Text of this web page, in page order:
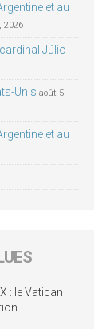
et au
2026
Júlio
Unis août 5,
et au
: le Vatican